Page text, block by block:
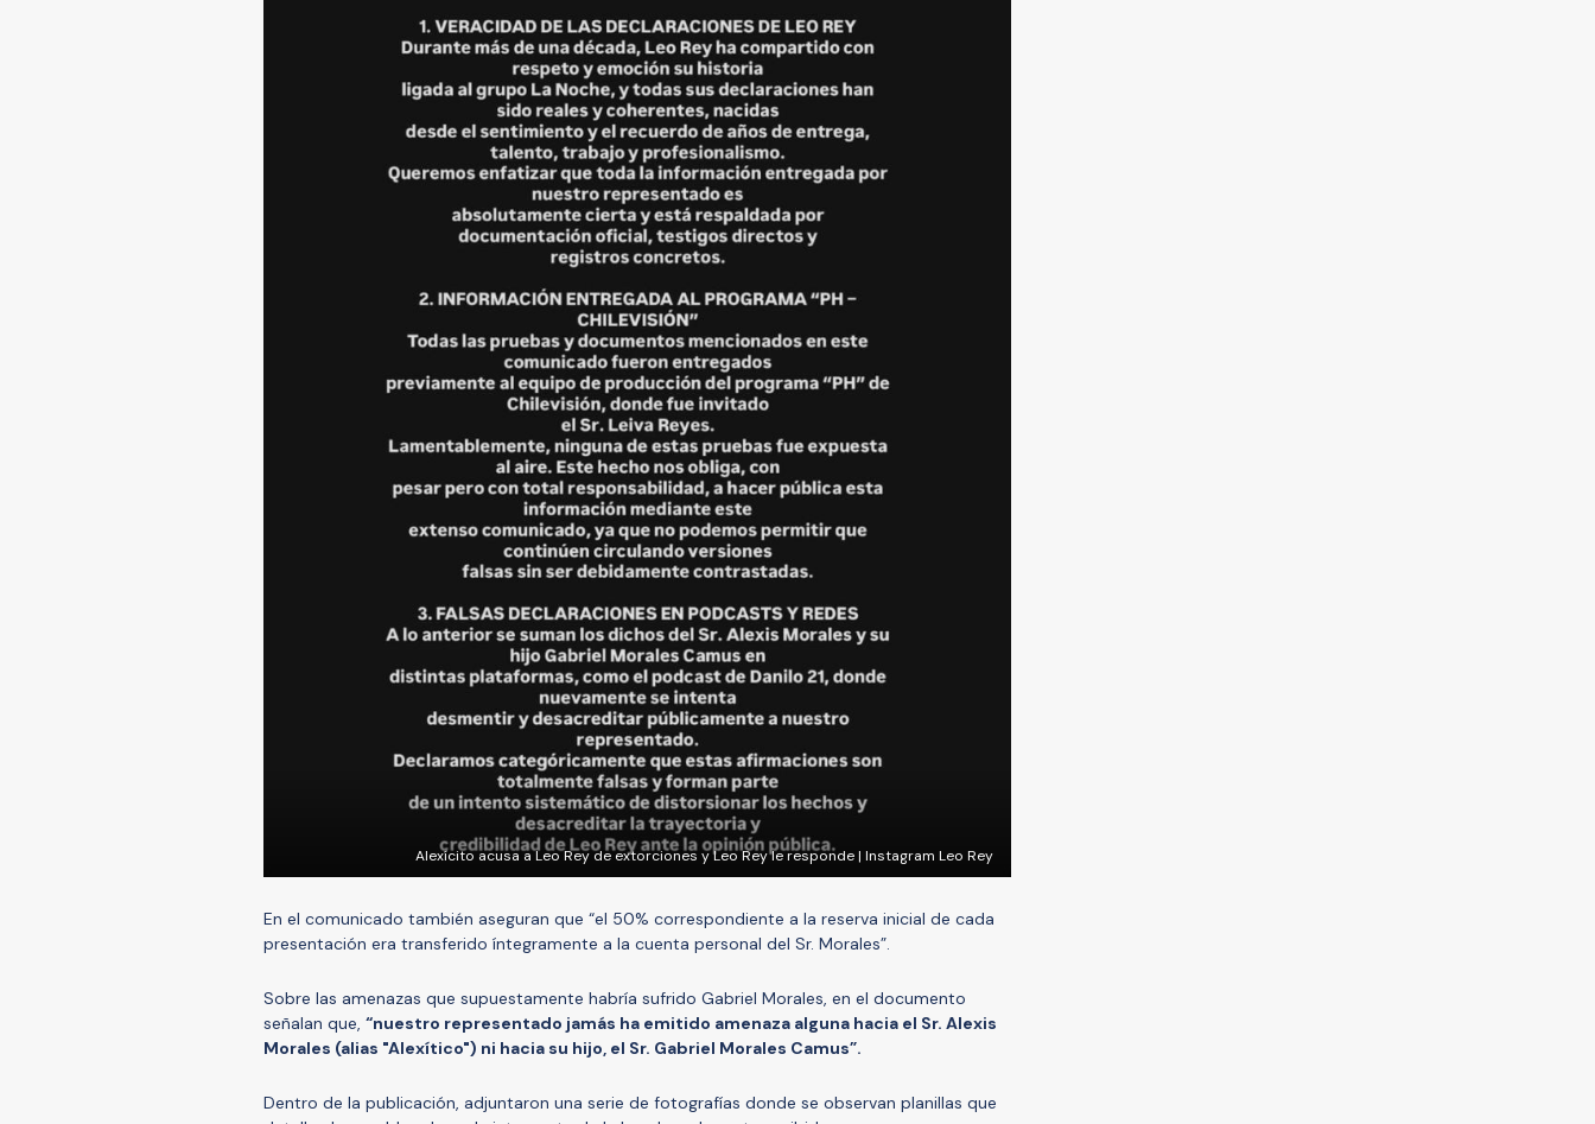
Alexícito acusa a Leo Rey de extorciones y Leo Rey le responde | Instagram Leo Rey
En el comunicado también aseguran que “el 50% correspondiente a la reserva inicial de cada
presentación era transferido íntegramente a la cuenta personal del Sr. Morales”.
Sobre las amenazas que supuestamente habría sufrido Gabriel Morales, en el documento
señalan que, “nuestro representado jamás ha emitido amenaza alguna hacia el Sr. Alexis
Morales (alias "Alexítico") ni hacia su hijo, el Sr. Gabriel Morales Camus”.
Dentro de la publicación, adjuntaron una serie de fotografías donde se observan planillas que